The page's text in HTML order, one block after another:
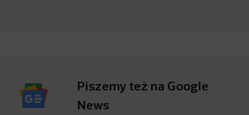
Piszemy też na Google
News